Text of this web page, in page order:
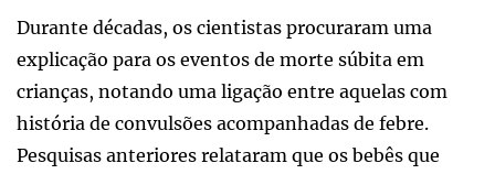
Durante décadas, os cientistas procuraram uma
explicação para os eventos de morte súbita em
crianças, notando uma ligação entre aquelas com
história de convulsões acompanhadas de febre.
Pesquisas anteriores relataram que os bebês que